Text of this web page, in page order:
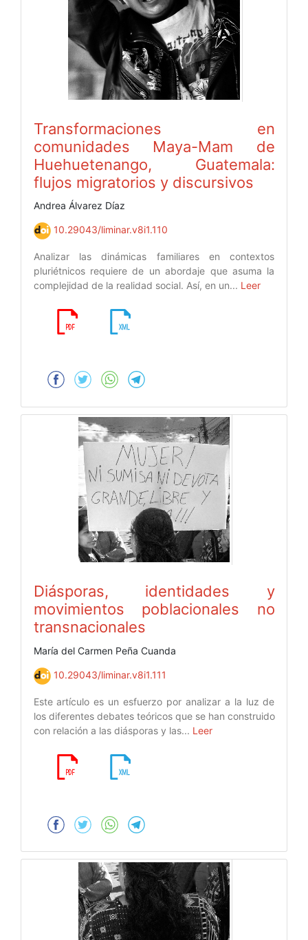
Transformaciones en
comunidades Maya-Mam de
Huehuetenango, Guatemala:
flujos migratorios y discursivos
Andrea Álvarez Díaz
10.29043/liminar.v8i1.110
Analizar las dinámicas familiares en contextos
pluriétnicos requiere de un abordaje que asuma la
complejidad de la realidad social. Así, en un... Leer
Diásporas, identidades y
movimientos poblacionales no
transnacionales
María del Carmen Peña Cuanda
10.29043/liminar.v8i1.111
Este artículo es un esfuerzo por analizar a la luz de
los diferentes debates teóricos que se han construido
con relación a las diásporas y las... Leer